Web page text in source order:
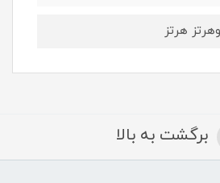
برگشت به بالا